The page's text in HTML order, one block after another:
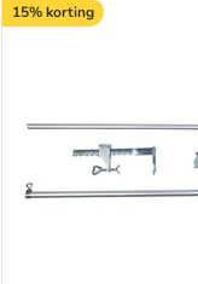
15% korting